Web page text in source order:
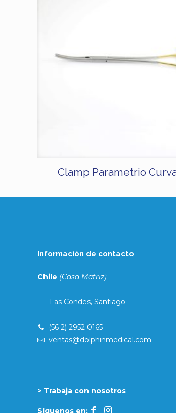
Clamp Parametrio
Información de contacto
Chile (Casa Matriz)
Las Condes, Santiago
(56 2) 2952 0165
ventas@dolphinmedical.com
> Trabaja con nosotros
Síguenos en: